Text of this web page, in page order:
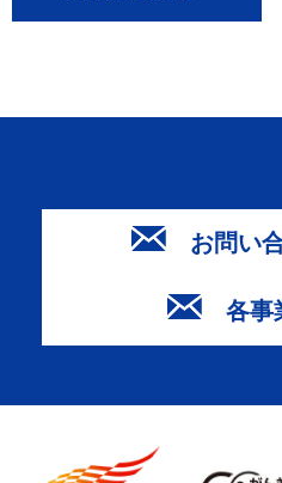
お問い
各事